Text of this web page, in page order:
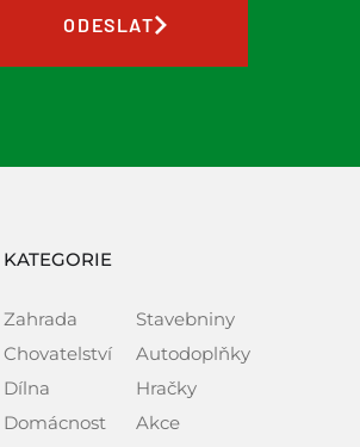
ODESLAT
KATEGORIE
Zahrada
Chovatelství
Dílna
Domácnost
Stavebniny
Autodoplňky
Hračky
Akce